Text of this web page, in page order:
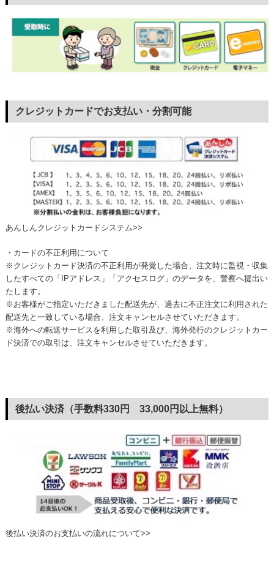
クレジットカードでお支払い・分割可能
あんしんクレジットカードシステム>>
・カードの不正利用について
※クレジットカード決済の不正利用が発覚した場合、注文時に監視・収集
したすべての「IPアドレス」「アクセスログ」のデータを、警察へ提出い
たします。
※お客様がご指定いただきました配送先が、過去に不正注文に利用された
配送先と一致している場合、注文キャンセルさせていただきます。
※海外への転送サービスを利用した取引及び、海外発行のクレジットカー
ド決済での取引は、注文キャンセルさせていただきます。
後払い決済（手数料330円 33,000円以上無料）
後払い決済のお支払いの流れについて>>